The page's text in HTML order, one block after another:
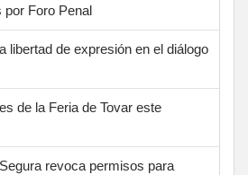
por Foro Penal
libertad de expresión en el diálogo
de la Feria de Tovar este
revoca permisos para